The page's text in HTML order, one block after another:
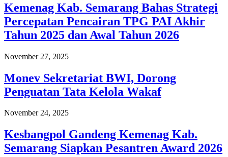
Kemenag Kab. Semarang Bahas Strategi
Percepatan Pencairan TPG PAI Akhir
Tahun 2025 dan Awal Tahun 2026
November 27, 2025
Monev Sekretariat BWI, Dorong
Penguatan Tata Kelola Wakaf
November 24, 2025
Kesbangpol Gandeng Kemenag Kab.
Semarang Siapkan Pesantren Award 2026